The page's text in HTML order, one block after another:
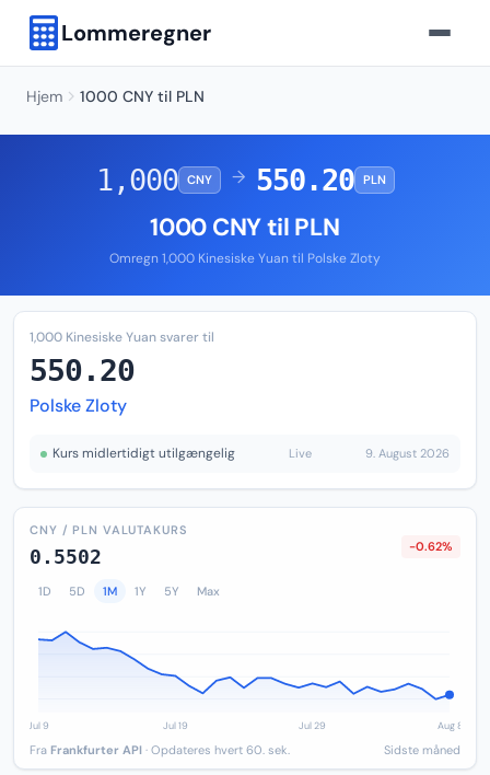
Lommeregner
Hjem 1000 CNY til PLN
1,000 CNY → 550.20 PLN
1000 CNY til PLN
Omregn 1,000 Kinesiske Yuan til Polske Zloty
1,000 Kinesiske Yuan svarer til
550.20
Polske Zloty
Kurs midlertidigt utilgængelig Live 9. August 2026
CNY / PLN VALUTAKURS
0.5502 -0.62%
1D 5D 1M 1Y 5Y Max
Fra Frankfurter API · Opdateres hvert 60. sek. Sidste måned